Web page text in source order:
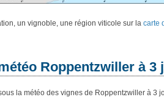
un vignoble, une région viticole sur la carte
Roppentzwiller à 3
la météo des vignes de Roppentzwiller à 3